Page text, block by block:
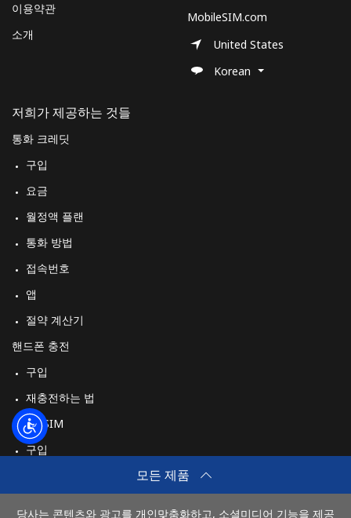
가입하세요 →
모든 제품
당사는 콘텐츠와 광고를 개인맞춤화하고, 소셜미디어 기능을 제공
이용약관
소개
저희가 제공하는 것들
통화 크레딧
구입
요금
월정액 플랜
통화 방법
접속번호
앱
절약 계산기
핸드폰 충전
구입
재충전하는 법
여행 eSIM
구입
MobileSIM.com
United States
Korean